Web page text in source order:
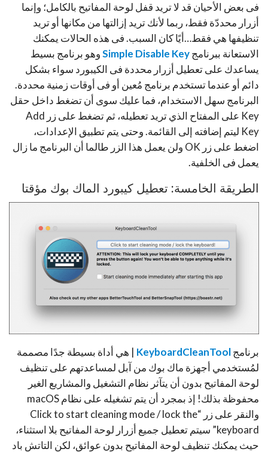
فى بعض الأحيان قد لا تريد قفل لوحة المفاتيح بالكامل؛ وإنما
أزرار محددّة فقط، ربما لأنك تريد إزالتها من مكانها أو تريد
تنظيفها هي فقط…أيًا كان السبب. فى هذه الحالات يمكنك
الاستعانة ببرنامجSimple Disable Keyوهو برنامج بسيط
يساعدك على تعطيل أزرار محددة فى الكيبورد سواء بشكل
دائم أو عندما تستخدم برنامج مُعين أو فى أوقات زمنية محددة.
البرنامج سهل الاستخدام، فما عليك سوى أن تضغط داخل حقل
Key على المفتاح الذي تريد تعطيله، ثم تضغط على زر Add
Key ليتم إضافته إلى القائمة. وحتى يتم تطبيق الإعدادات،
اضغط على زر OK ولن يعمل هذا الزر طالما أن البرنامج ما زال
يعمل فى الخلفية.
الطريقة الخامسة: تعطيل كيبورد الماك بوك مؤقتا
برنامجKeyboardCleanTool | هي أداة بسيطة جدًا مصممة
لمُستخدمي أجهزة ماك بوك من آبل لمساعدتهم على تنظيف
لوحة المفاتيح بدون أن يتآثر نظام التشغيل والمشاريع الغير
محفوظة بذلك! إذ بمجرد أن يتم تشغيله على نظام macOS
والنقر على زر “Click to start cleaning mode / lock the
keyboard” سيتم تعطيل جميع أزرار لوحة المفاتيح بلا استثناء،
حيث يمكنك تنظيف لوحة المفاتيح بدون عوائق، لكن التاتش باد